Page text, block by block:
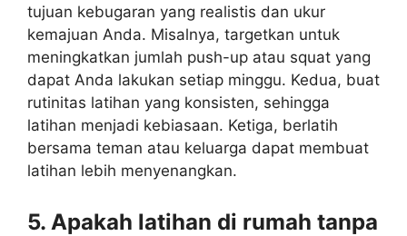
tujuan kebugaran yang realistis dan ukur
kemajuan Anda. Misalnya, targetkan untuk
meningkatkan jumlah push-up atau squat yang
dapat Anda lakukan setiap minggu. Kedua, buat
rutinitas latihan yang konsisten, sehingga
latihan menjadi kebiasaan. Ketiga, berlatih
bersama teman atau keluarga dapat membuat
latihan lebih menyenangkan.
5. Apakah latihan di rumah tanpa